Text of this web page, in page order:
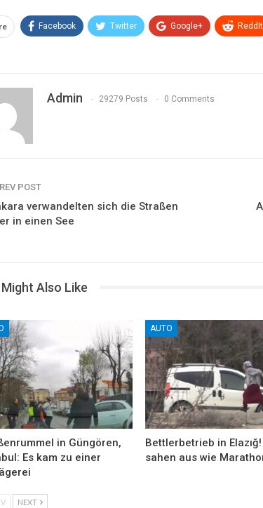
Facebook Twitter Google+ ReddIt
Admin 29279 Posts 0 Comments
POST
verwandelten sich die Straßen
in einen See
Also Like
in Güngören,
Es kam zu einer
AUTO
Bettlerbetrieb in Elazığ!
sahen aus wie
NEXT